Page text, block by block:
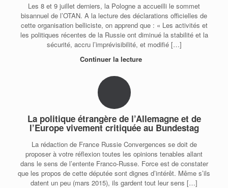
Les 8 et 9 juillet derniers, la Pologne a accueilli le sommet
bisannuel de l’OTAN. A la lecture des déclarations officielles de
cette organisation belliciste, on apprend que : « Les activités et
les politiques récentes de la Russie ont diminué la stabilité et la
sécurité, accru l’imprévisibilité, et modifié […]
Continuer la lecture
La politique étrangère de l’Allemagne et de
l’Europe vivement critiquée au Bundestag
La rédaction de France Russie Convergences se doit de
proposer à votre réflexion toutes les opinions tenables allant
dans le sens de l’entente Franco-Russe. Force est de constater
que les propos de cette députée sont dignes d’intérêt. Même s’ils
datent un peu (mars 2015), ils gardent tout leur sens […]